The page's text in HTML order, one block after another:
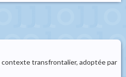
contexte transfrontalier, adoptée par